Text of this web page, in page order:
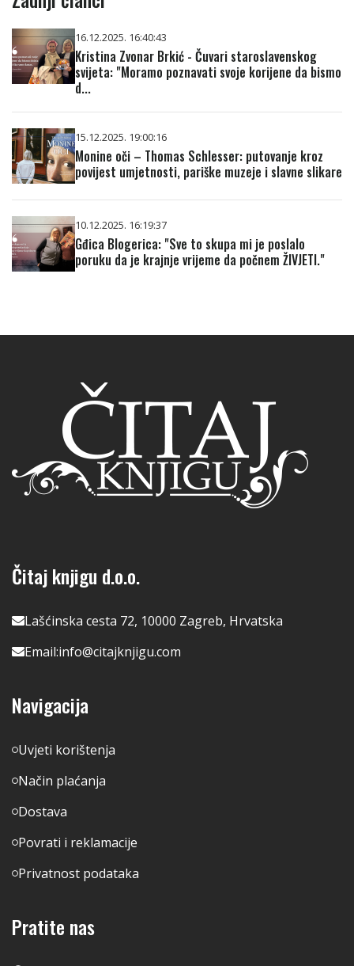
16.12.2025. 16:40:43
Kristina Zvonar Brkić - Čuvari staroslavenskog
svijeta: "Moramo poznavati svoje korijene da bismo
d...
15.12.2025. 19:00:16
Monine oči – Thomas Schlesser: putovanje kroz
povijest umjetnosti, pariške muzeje i slavne slikare
10.12.2025. 16:19:37
Gđica Blogerica: "Sve to skupa mi je poslalo
poruku da je krajnje vrijeme da počnem ŽIVJETI."
Čitaj knjigu d.o.o.
Lašćinska cesta 72, 10000 Zagreb, Hrvatska
Email:info@citajknjigu.com
Navigacija
Uvjeti korištenja
Način plaćanja
Dostava
Povrati i reklamacije
Privatnost podataka
Pratite nas